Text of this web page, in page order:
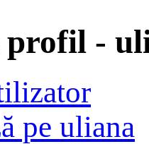
profil -
pe uliana